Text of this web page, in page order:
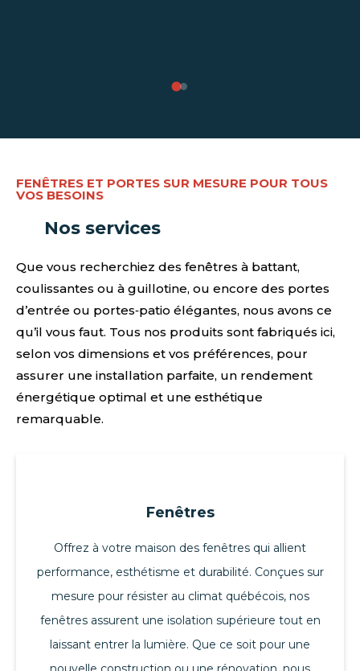
FENÊTRES ET PORTES SUR MESURE POUR TOUS
VOS BESOINS
Nos services
Que vous recherchiez des fenêtres à battant,
coulissantes ou à guillotine, ou encore des portes
d’entrée ou portes‑patio élégantes, nous avons ce
qu’il vous faut. Tous nos produits sont fabriqués ici,
selon vos dimensions et vos préférences, pour
assurer une installation parfaite, un rendement
énergétique optimal et une esthétique
remarquable.
Fenêtres
Offrez à votre maison des fenêtres qui allient
performance, esthétisme et durabilité. Conçues sur
mesure pour résister au climat québécois, nos
fenêtres assurent une isolation supérieure tout en
laissant entrer la lumière. Que ce soit pour une